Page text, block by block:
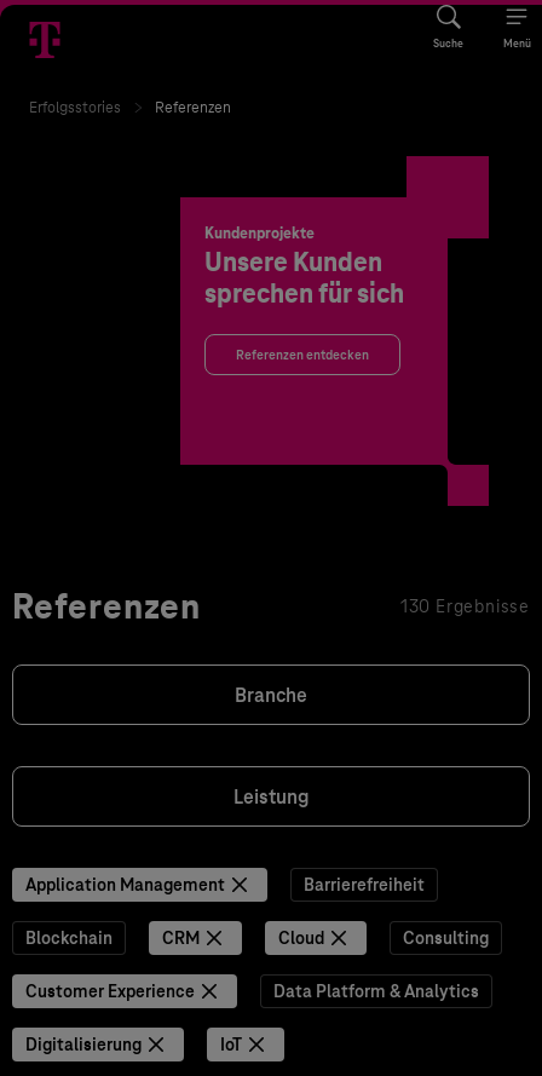
Suche Menü
Erfolgsstories Referenzen
Kundenprojekte
Unsere Kunden
sprechen für sich
Referenzen entdecken
Referenzen 130 Ergebnisse
Branche
Leistung
Application Management Barrierefreiheit
Blockchain CRM Cloud Consulting
Customer Experience Data Platform & Analytics
Digitalisierung IoT